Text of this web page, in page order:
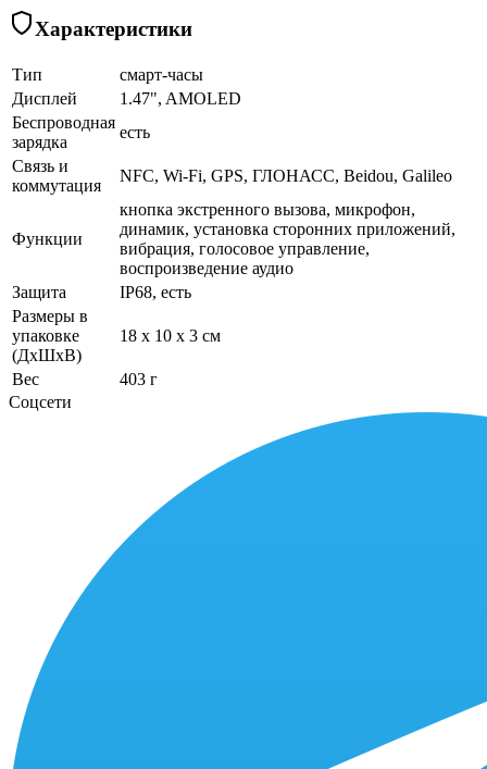
Характеристики
Тип
смарт-часы
Дисплей
1.47", AMOLED
Беспроводная
зарядка
есть
Связь и
коммутация
NFC, Wi-Fi, GPS, ГЛОНАСC, Beidou, Galileo
Функции
кнопка экстренного вызова, микрофон,
динамик, установка сторонних приложений,
вибрация, голосовое управление,
воспроизведение аудио
Защита
IP68, есть
Размеры в
упаковке
(ДхШхВ)
18 x 10 x 3 см
Вес
403 г
Соцсети